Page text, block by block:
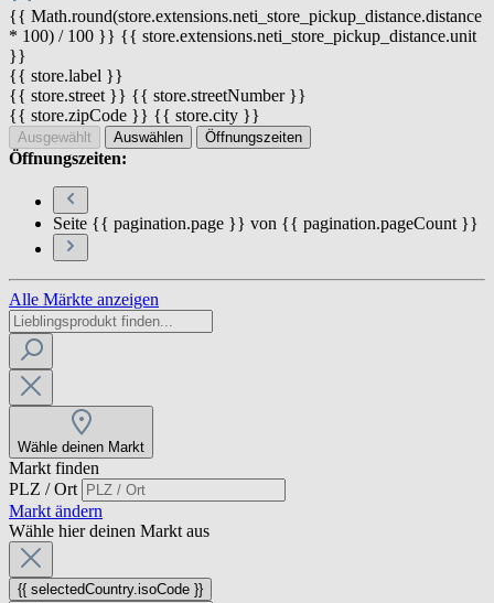
{{ Math.round(store.extensions.neti_store_pickup_distance.distance
* 100) / 100 }} {{ store.extensions.neti_store_pickup_distance.unit
}}
{{ store.label }}
{{ store.street }} {{ store.streetNumber }}
{{ store.zipCode }} {{ store.city }}
Ausgewählt Auswählen Öffnungszeiten
Öffnungszeiten:
Seite {{ pagination.page }} von {{ pagination.pageCount }}
Alle Märkte anzeigen
Wähle deinen Markt
Markt finden
PLZ / Ort
Markt ändern
Wähle hier deinen Markt aus
{{ selectedCountry.isoCode }}